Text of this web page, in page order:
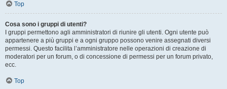
Top
Cosa sono i gruppi di utenti?
I gruppi permettono agli amministratori di riunire gli utenti. Ogni utente può
appartenere a più gruppi e a ogni gruppo possono venire assegnati diversi
permessi. Questo facilita l’amministratore nelle operazioni di creazione di
moderatori per un forum, o di concessione di permessi per un forum privato,
ecc.
Top